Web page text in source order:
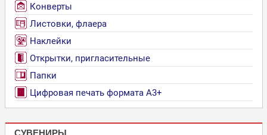
Конверты
Листовки, флаера
Наклейки
Открытки, пригласительные
Папки
Цифровая печать формата А3+